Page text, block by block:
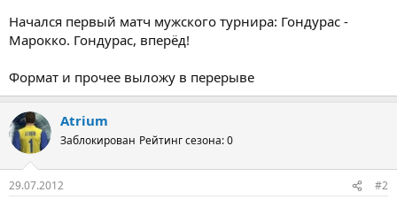
Начался первый матч мужского турнира: Гондурас -
Марокко. Гондурас, вперёд!
Формат и прочее выложу в перерыве
Atrium
Заблокирован Рейтинг сезона: 0
29.07.2012 #2